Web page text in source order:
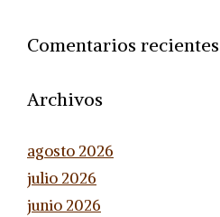
Comentarios recientes
Archivos
agosto 2026
julio 2026
junio 2026